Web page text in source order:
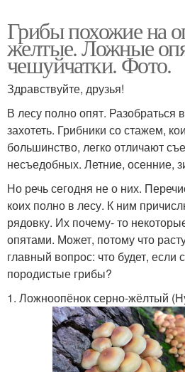
Грибы похожие на
желтые. Ложные
чешуйчатки. Фото.
Здравствуйте, друзья!
В лесу полно опят. Разобраться
захотеть. Грибники со стажем,
большинство, легко отличают
несъедобных. Летние, осенние,
Но речь сегодня не о них.
коих полно в лесу. К ним
рядовку. Их почему- то
опятами. Может, потому что
главный вопрос: что будет, если
породистые грибы?
1. Ложноопёнок серно-жёлтый